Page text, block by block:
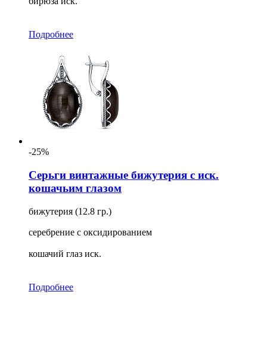
Подробнее
-25%
Серьги винтажные бижутерия с иск.
кошачьим глазом
бижутерия (12.8 гр.)
серебрение с оксидированием
кошачий глаз иск.
Подробнее